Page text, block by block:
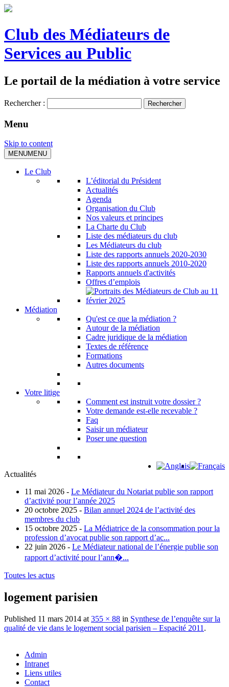
Club des Médiateurs de
Services au Public
Le portail de la médiation à votre service
Rechercher :
Menu
Skip to content
MENUMENU
Le Club
L’éditorial du Président
Actualités
Agenda
Organisation du Club
Nos valeurs et principes
La Charte du Club
Liste des médiateurs du club
Les Médiateurs du club
Liste des rapports annuels 2020-2030
Liste des rapports annuels 2010-2020
Rapports annuels d'activités
Offres d’emplois
Médiation
Qu'est ce que la médiation ?
Autour de la médiation
Cadre juridique de la médiation
Textes de référence
Formations
Autres documents
Votre litige
Comment est instruit votre dossier ?
Votre demande est-elle recevable ?
Faq
Saisir un médiateur
Poser une question
Actualités
11 mai 2026 - Le Médiateur du Notariat publie son rapport
d’activité pour l’année 2025
20 octobre 2025 - Bilan annuel 2024 de l’activité des
membres du club
15 octobre 2025 - La Médiatrice de la consommation pour la
profession d’avocat publie son rapport d’ac...
22 juin 2026 - Le Médiateur national de l’énergie publie son
rapport d’activité pour l’ann�...
Toutes les actus
logement parisien
Published 11 mars 2014 at 355 × 88 in Synthese de l’enquête sur la
qualité de vie dans le logement social parisien – Espacité 2011 .
Admin
Intranet
Liens utiles
Contact